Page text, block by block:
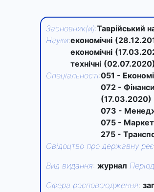
Засновник(и):Таврійський
Науки:економічні
економічні
технічні (02.07.2020)
Спеціальності:051 -
072 -
(17.03.2020)
073 -
075 -
275 -
Свідоцтво про державну
Вид видання: журнал
Сфера росповсюдження: